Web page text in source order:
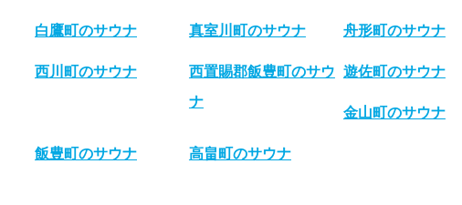
白鷹町のサウナ 真室川町のサウナ 舟形町のサウナ
西川町のサウナ
西置賜郡飯豊町のサウ
ナ
遊佐町のサウナ
金山町のサウナ
飯豊町のサウナ 高畠町のサウナ